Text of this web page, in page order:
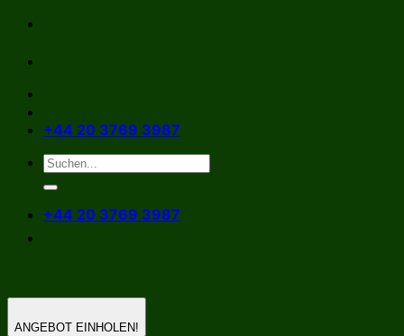
Zum
springen
+44 20 3769 3987
+44 20 3769 3987
ANGEBOT EINHOLEN!